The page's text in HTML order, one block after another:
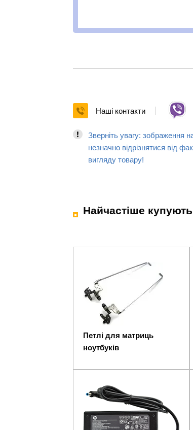
Наші контакти
Зверніть увагу: зображення
незначно відрізнятися від
вигляду товару!
Найчастіше купують
Петлі для матриць
ноутбуків